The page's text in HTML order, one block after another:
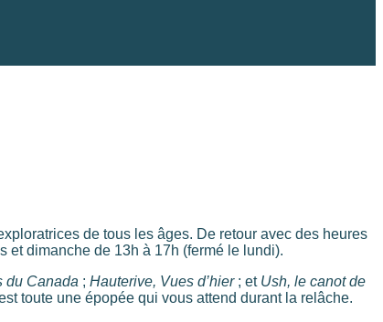
de tous les âges. De retour avec des heures
et dimanche de 13h à 17h (fermé le lundi).
du Canada ; Hauterive, Vues d’hier; et Ush, le canot de
toute une épopée qui vous attend durant la relâche.